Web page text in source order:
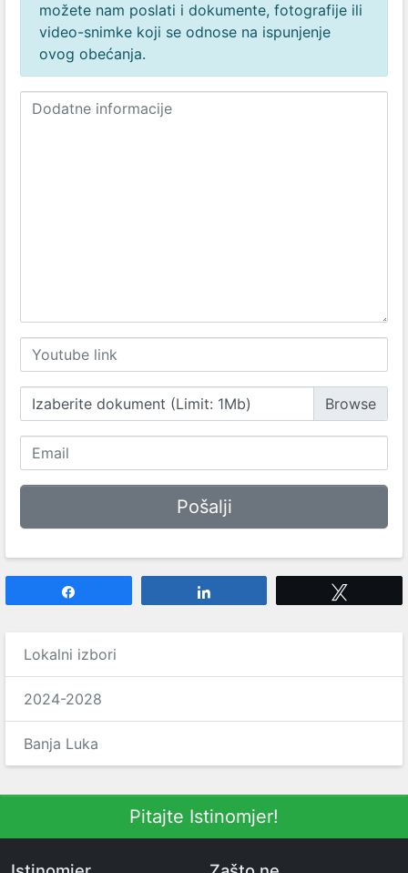
možete nam poslati i dokumente, fotografije ili
video-snimke koji se odnose na ispunjenje
ovog obećanja.
Izaberite dokument (Limit: 1Mb)
Lokalni izbori
2024-2028
Banja Luka
Pitajte Istinomjer!